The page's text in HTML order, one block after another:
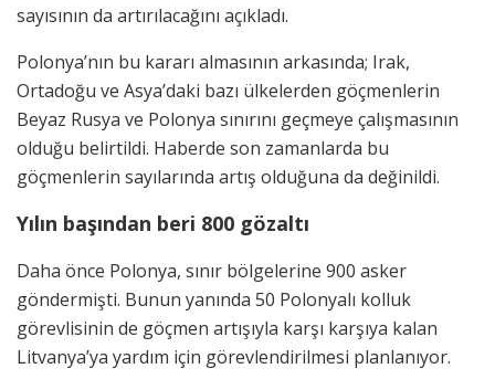
sayısının da artırılacağını açıkladı.
Polonya’nın bu kararı almasının arkasında; Irak,
Ortadoğu ve Asya’daki bazı ülkelerden göçmenlerin
Beyaz Rusya ve Polonya sınırını geçmeye çalışmasının
olduğu belirtildi. Haberde son zamanlarda bu
göçmenlerin sayılarında artış olduğuna da değinildi.
Yılın başından beri 800 gözaltı
Daha önce Polonya, sınır bölgelerine 900 asker
göndermişti. Bunun yanında 50 Polonyalı kolluk
görevlisinin de göçmen artışıyla karşı karşıya kalan
Litvanya’ya yardım için görevlendirilmesi planlanıyor.